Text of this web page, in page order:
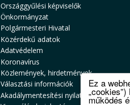
Ez a
működés
Országgyűlési képviselők
Önkormányzat
Polgármesteri Hivatal
Közérdekű adatok
Adatvédelem
Koronavírus
Közlemények, hirdetmények
Választási információk
Akadálymentesítési nyilatkozat